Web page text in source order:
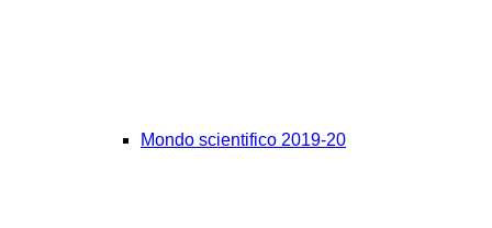
Mondo scientifico 2019-20